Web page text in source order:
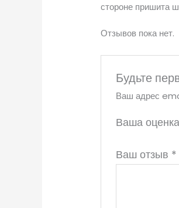
стороне пришита
Отзывов пока нет.
Будьте
Ваш адрес
Ваша оценка
Ваш отзыв *